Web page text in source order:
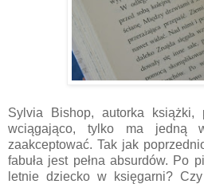
Sylvia Bishop, autorka
wciągająco, tylko ma jedną
zaakceptować. Tak jak
fabuła jest pełna absurdów. Po
letnie dziecko w księgarni?